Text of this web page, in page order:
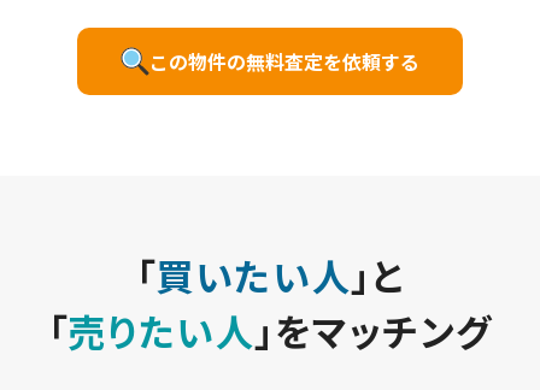
この物件の無料査定を依頼する
「買いたい人」と
「売りたい人」をマッチング